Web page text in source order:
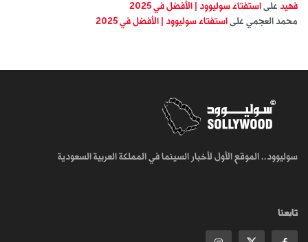
فهيد على استفتاء سوليوود | الأفضل في 2025
محمد العجمي على استفتاء سوليوود | الأفضل في 2025
سوليوود.. الموقع الأول لأخبار السينما في المملكة العربية السعودية
تابعنا